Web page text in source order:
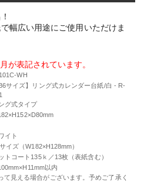
幅広い用途にご使用いただけま
が表記されています。
WH
B6サイズ】リング式カレンダー台紙/白 - R-
グ式タイプ
イト
イズ（W182×H128mm）
トコート135ｋ／13枚（表紙含む）
以内
見える場合がございます。予めご了承く